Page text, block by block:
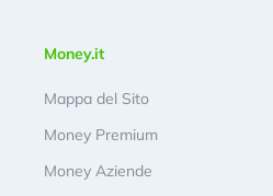
Money.it
Mappa del Sito
Money Premium
Money Aziende